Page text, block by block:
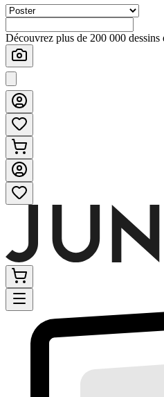
Découvrez plus de 200 000